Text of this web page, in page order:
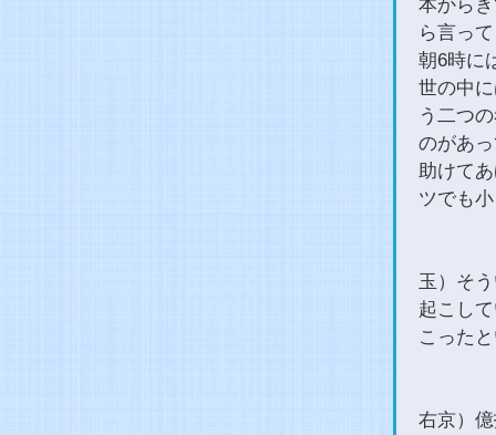
本から
ら言っ
朝6時に
世の中
う二つ
のがあ
助けて
ツでも
玉）そ
起こし
こった
右京）